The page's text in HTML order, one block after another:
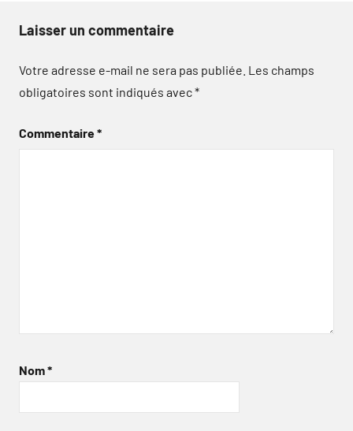
Laisser un commentaire
Votre adresse e-mail ne sera pas publiée. Les champs
obligatoires sont indiqués avec*
Commentaire*
Nom*